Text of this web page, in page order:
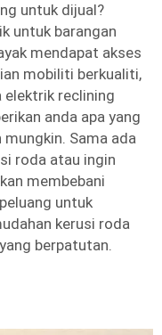
untuk dijual?
untuk barangan
mendapat akses
mobiliti berkualiti,
elektrik reclining
anda apa yang
Sama ada
roda atau ingin
membebani
untuk
kerusi roda
berpatutan.